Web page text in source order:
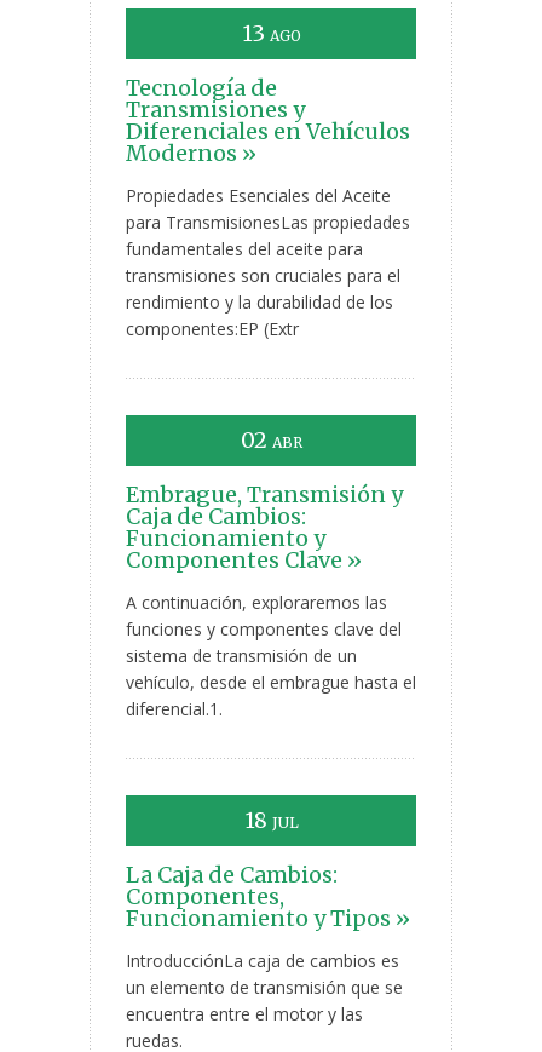
13 AGO
Tecnología de
Transmisiones y
Diferenciales en Vehículos
Modernos »
Propiedades Esenciales del Aceite
para TransmisionesLas propiedades
fundamentales del aceite para
transmisiones son cruciales para el
rendimiento y la durabilidad de los
componentes:EP (Extr
02 ABR
Embrague, Transmisión y
Caja de Cambios:
Funcionamiento y
Componentes Clave »
A continuación, exploraremos las
funciones y componentes clave del
sistema de transmisión de un
vehículo, desde el embrague hasta el
diferencial.1.
18 JUL
La Caja de Cambios:
Componentes,
Funcionamiento y Tipos »
IntroducciónLa caja de cambios es
un elemento de transmisión que se
encuentra entre el motor y las
ruedas.